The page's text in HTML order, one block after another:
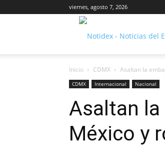
viernes, agosto 7, 2026
Inicio CDMX Asaltan la
CDMX Internacional Nacional
Asaltan la
México y